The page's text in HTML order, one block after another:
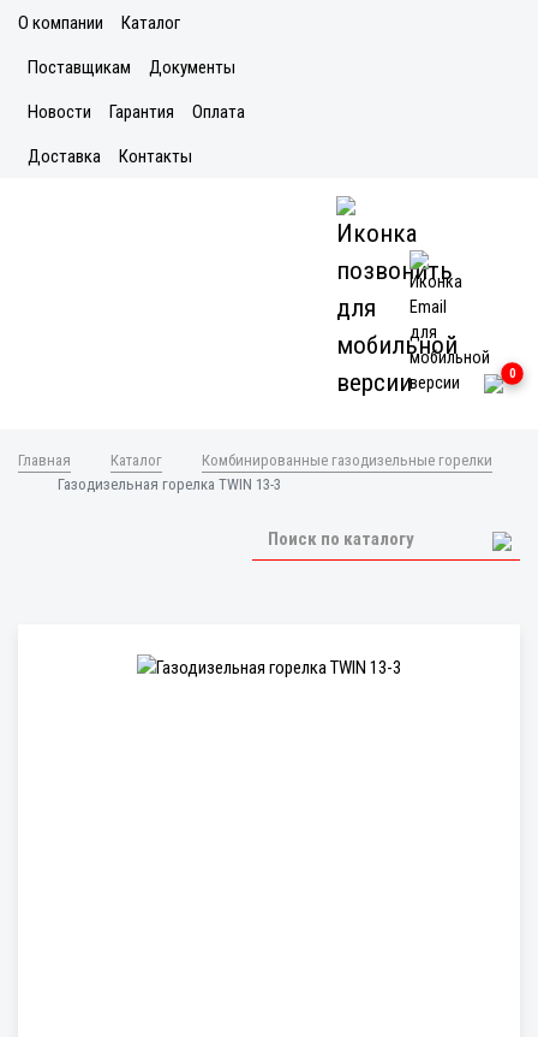
О компании Каталог
Поставщикам Документы
Новости Гарантия Оплата
Доставка Контакты
0
Главная Каталог
Комбинированные газодизельные горелки
Газодизельная горелка TWIN 13-3